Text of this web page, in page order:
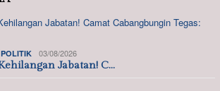
POLITIK 03/08/2026
Jabatan! C…